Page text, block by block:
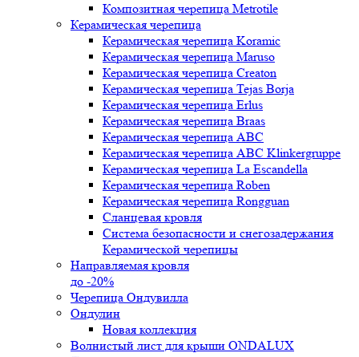
Композитная черепица Metrotile
Керамическая черепица
Керамическая черепица Koramic
Керамическая черепица Maruso
Керамическая черепица Creaton
Керамическая черепица Tejas Borja
Керамическая черепица Erlus
Керамическая черепица Braas
Керамическая черепица ABC
Керамическая черепица ABC Klinkergruppe
Керамическая черепица La Escandella
Керамическая черепица Roben
Керамическая черепица Rongguan
Сланцевая кровля
Система безопасности и снегозадержания
Керамической черепицы
Направляемая кровля
до -20%
Черепица Ондувилла
Ондулин
Новая коллекция
Волнистый лист для крыши ONDALUX